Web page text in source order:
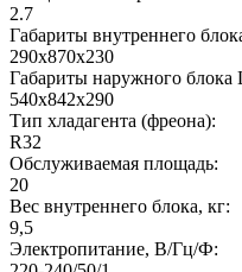
2.7
Габариты внутреннего
290х870х230
Габариты наружного
540х842х290
Тип хладагента (фреона):
R32
Обслуживаемая площадь:
20
Вес внутреннего блока, кг:
9,5
Электропитание, В/Гц/Ф: